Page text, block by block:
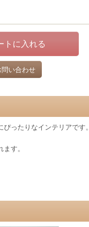
トに入れる
問い合わせ
ったりなインテリアです。
す。